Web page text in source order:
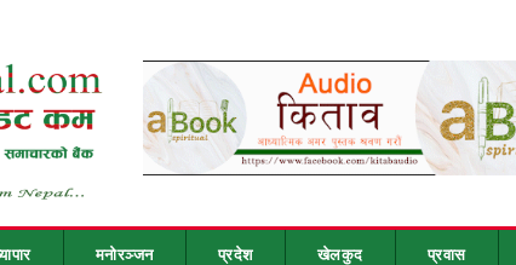
मनोरञ्जन प्रदेश खेलकुद प्रवास